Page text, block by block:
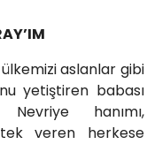
aslanlar gibi
yetiştiren babası
hanımı,
veren herkese